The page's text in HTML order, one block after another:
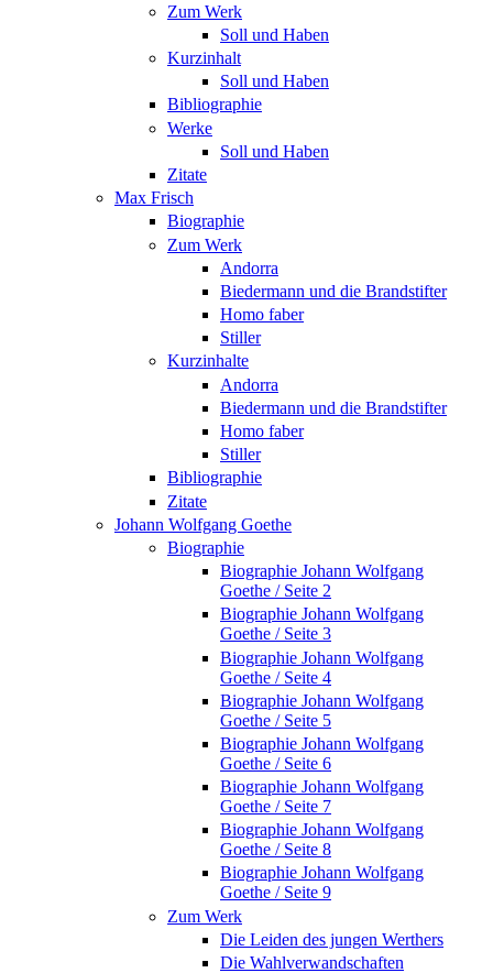
Zum Werk
Soll und Haben
Kurzinhalt
Soll und Haben
Bibliographie
Werke
Soll und Haben
Zitate
Max Frisch
Biographie
Zum Werk
Andorra
Biedermann und die Brandstifter
Homo faber
Stiller
Kurzinhalte
Andorra
Biedermann und die Brandstifter
Homo faber
Stiller
Bibliographie
Zitate
Johann Wolfgang Goethe
Biographie
Biographie Johann Wolfgang
Goethe / Seite 2
Biographie Johann Wolfgang
Goethe / Seite 3
Biographie Johann Wolfgang
Goethe / Seite 4
Biographie Johann Wolfgang
Goethe / Seite 5
Biographie Johann Wolfgang
Goethe / Seite 6
Biographie Johann Wolfgang
Goethe / Seite 7
Biographie Johann Wolfgang
Goethe / Seite 8
Biographie Johann Wolfgang
Goethe / Seite 9
Zum Werk
Die Leiden des jungen Werthers
Die Wahlverwandschaften